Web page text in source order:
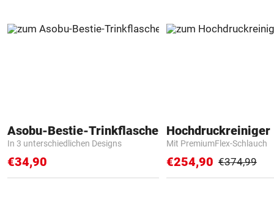
Asobu-Bestie-Trinkflasche
In 3 unterschiedlichen Designs
€34,90
Hochdruckreiniger
Mit PremiumFlex-Schlauch
€254,90 €374,99